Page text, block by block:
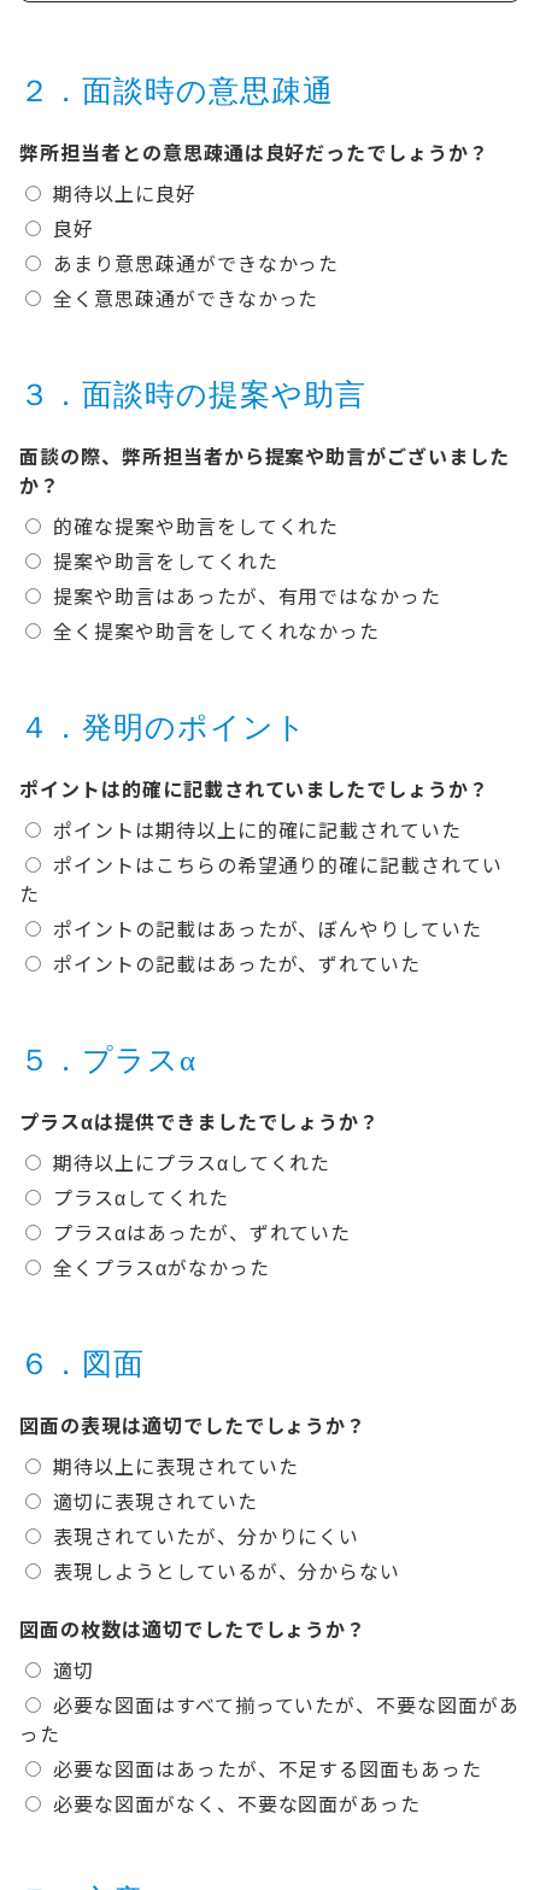
２．面談時の意思疎通
弊所担当者との意思疎通は良好だったでしょうか？
期待以上に良好
良好
あまり意思疎通ができなかった
全く意思疎通ができなかった
３．面談時の提案や助言
面談の際、弊所担当者から提案や助言がございました
か？
的確な提案や助言をしてくれた
提案や助言をしてくれた
提案や助言はあったが、有用ではなかった
全く提案や助言をしてくれなかった
４．発明のポイント
ポイントは的確に記載されていましたでしょうか？
ポイントは期待以上に的確に記載されていた
ポイントはこちらの希望通り的確に記載されてい
た
ポイントの記載はあったが、ぼんやりしていた
ポイントの記載はあったが、ずれていた
５．プラスα
プラスαは提供できましたでしょうか？
期待以上にプラスαしてくれた
プラスαしてくれた
プラスαはあったが、ずれていた
全くプラスαがなかった
６．図面
図面の表現は適切でしたでしょうか？
期待以上に表現されていた
適切に表現されていた
表現されていたが、分かりにくい
表現しようとしているが、分からない
図面の枚数は適切でしたでしょうか？
適切
必要な図面はすべて揃っていたが、不要な図面があ
った
必要な図面はあったが、不足する図面もあった
必要な図面がなく、不要な図面があった